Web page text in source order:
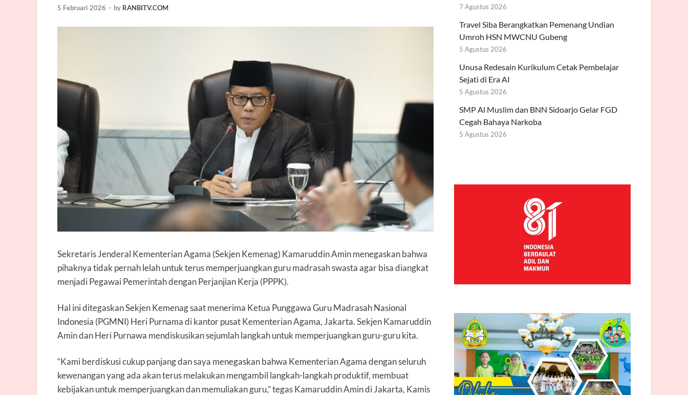
5 Februari 2026 - by RANBITV.COM
Sekretaris Jenderal Kementerian Agama (Sekjen Kemenag) Kamaruddin Amin menegaskan bahwa
pihaknya tidak pernah lelah untuk terus memperjuangkan guru madrasah swasta agar bisa diangkat
menjadi Pegawai Pemerintah dengan Perjanjian Kerja (PPPK).
Hal ini ditegaskan Sekjen Kemenag saat menerima Ketua Punggawa Guru Madrasah Nasional
Indonesia (PGMNI) Heri Purnama di kantor pusat Kementerian Agama, Jakarta. Sekjen Kamaruddin
Amin dan Heri Purnawa mendiskusikan sejumlah langkah untuk memperjuangkan guru-guru kita.
“Kami berdiskusi cukup panjang dan saya menegaskan bahwa Kementerian Agama dengan seluruh
kewenangan yang ada akan terus melakukan mengambil langkah-langkah produktif, membuat
kebijakan untuk memperjuangkan dan memuliakan guru,” tegas Kamaruddin Amin di Jakarta, Kamis
7 Agustus 2026
Travel Siba Berangkatkan Pemenang Undian
Umroh HSN MWCNU Gubeng
5 Agustus 2026
Unusa Redesain Kurikulum Cetak Pembelajar
Sejati di Era AI
5 Agustus 2026
SMP Al Muslim dan BNN Sidoarjo Gelar FGD
Cegah Bahaya Narkoba
5 Agustus 2026